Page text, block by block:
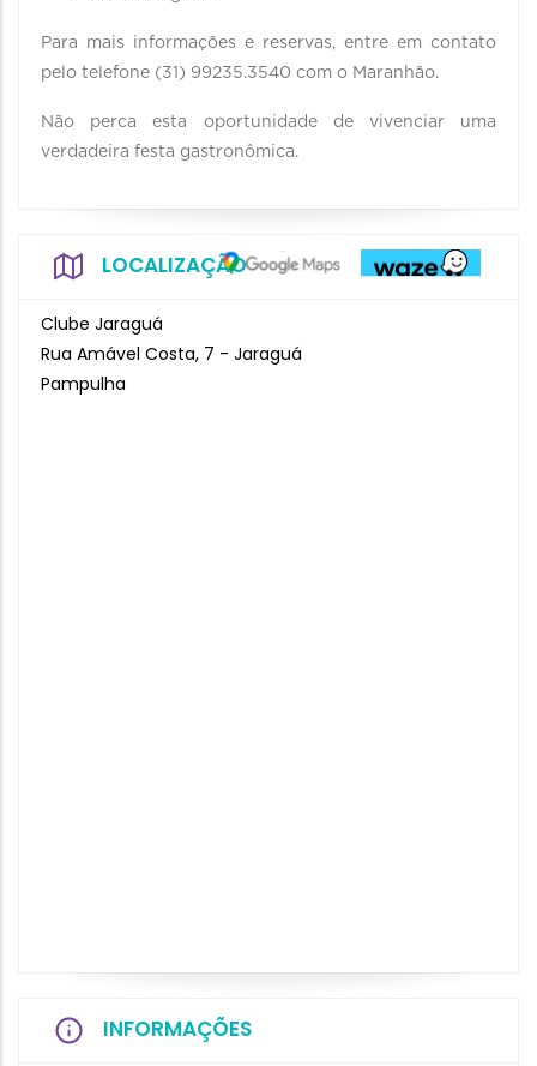
Para mais informações e reservas, entre em contato
pelo telefone (31) 99235.3540 com o Maranhão.
Não perca esta oportunidade de vivenciar uma
verdadeira festa gastronômica.
LOCALIZAÇÃO
Clube Jaraguá
Rua Amável Costa, 7 - Jaraguá
Pampulha
INFORMAÇÕES